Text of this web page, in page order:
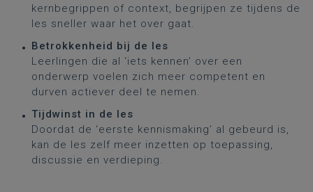
kernbegrippen of context, begrijpen ze tijdens de
les sneller waar het over gaat.
Betrokkenheid bij de les
Leerlingen die al ‘iets kennen’ over een
onderwerp voelen zich meer competent en
durven actiever deel te nemen.
Tijdwinst in de les
Doordat de ‘eerste kennismaking’ al gebeurd is,
kan de les zelf meer inzetten op toepassing,
discussie en verdieping.